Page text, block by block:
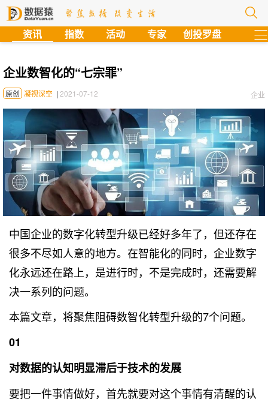
资讯 指数 活动 专家 创投罗盘
企业数智化的“七宗罪”
企业
原创 凝视深空 | 2021-07-12
中国企业的数字化转型升级已经好多年了，但还存在
很多不尽如人意的地方。在智能化的同时，企业数字
化永远还在路上，是进行时，不是完成时，还需要解
决一系列的问题。
本篇文章，将聚焦阻碍数智化转型升级的7个问题。
01
对数据的认知明显滞后于技术的发展
要把一件事情做好，首先就要对这个事情有清醒的认